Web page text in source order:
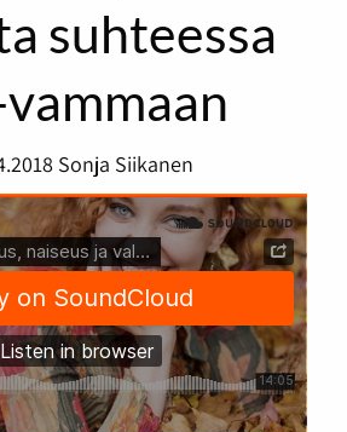
suhteessa
Sonja Siikanen